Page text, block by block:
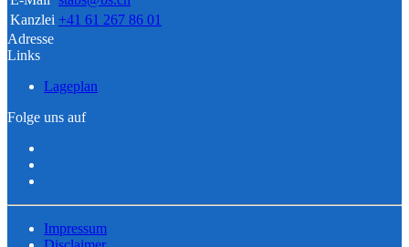
Kanzlei +41 61 267 86 01
Adresse
Links
Lageplan
Folge uns auf
Impressum